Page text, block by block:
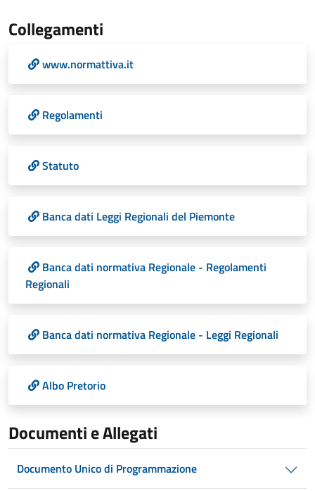
Collegamenti
www.normattiva.it
Regolamenti
Statuto
Banca dati Leggi Regionali del Piemonte
Banca dati normativa Regionale - Regolamenti
Regionali
Banca dati normativa Regionale - Leggi Regionali
Albo Pretorio
Documenti e Allegati
Documento Unico di Programmazione